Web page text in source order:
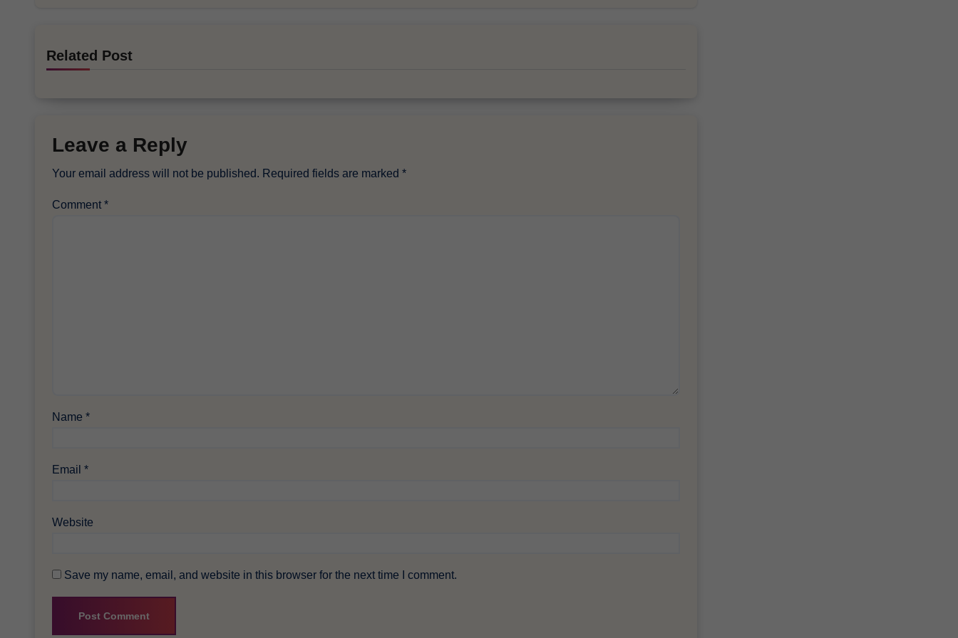
Related Post
Leave a Reply
Your email address will not be published. Required fields are marked *
Comment *
Name *
Email *
Website
Save my name, email, and website in this browser for the next time I comment.